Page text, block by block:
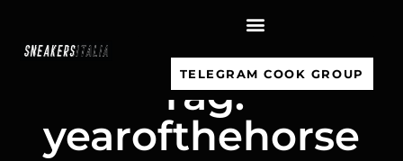
TELEGRAM COOK GROUP
Tag:
yearofthehorse